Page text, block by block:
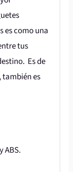
es como una
tus
Es de
también es
ABS.